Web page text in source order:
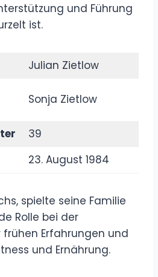
und Führung
ist.
Julian Zietlow
Sonja Zietlow
39
23. August 1984
spielte seine Familie
Rolle bei der
Erfahrungen und
und Ernährung.